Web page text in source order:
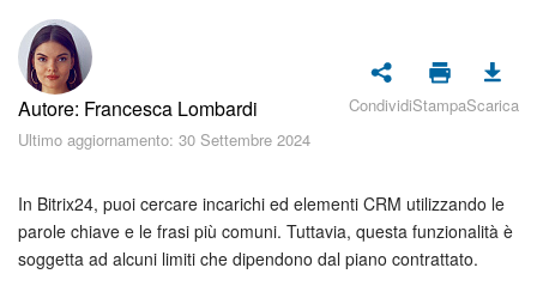
Registrazione e accesso
Piani e pagamento
Sicurezza in Bitrix24
Come iniziare?
CoPilot: IA in Bitrix24
Autore: Francesca Lombardi
Ultimo aggiornamento: 30 Settembre 2024
CondividiStampaScarica
In Bitrix24, puoi cercare incarichi ed elementi CRM utilizzando le
parole chiave e le frasi più comuni. Tuttavia, questa funzionalità è
soggetta ad alcuni limiti che dipendono dal piano contrattato.